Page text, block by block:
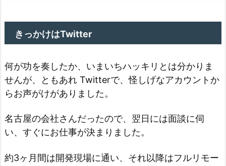
きっかけはTwitter
何が功を奏したか、いまいちハッキリとは分かりま
せんが、ともあれ Twitterで、怪しげなアカウントか
らお声がけがありました。
名古屋の会社さんだったので、翌日には面談に伺
い、すぐにお仕事が決まりました。
約3ヶ月間は開発現場に通い、それ以降はフルリモー